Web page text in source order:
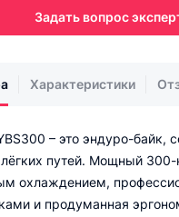
Задать вопрос
Характеристики
– это эндуро-байк,
путей. Мощный 300-
охлаждением,
и продуманная